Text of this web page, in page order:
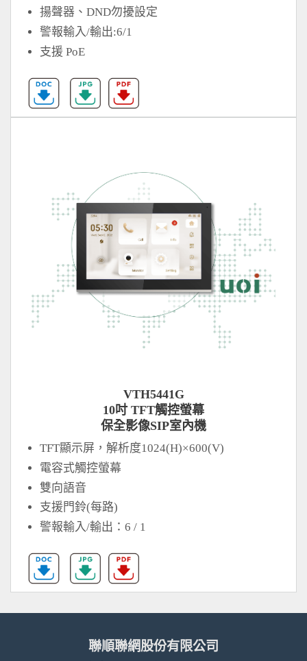
揚聲器、DND勿擾設定
警報輸入/輸出:6/1
支援 PoE
VTH5441G
10吋 TFT觸控螢幕
保全影像SIP室內機
TFT顯示屏，解析度1024(H)×600(V)
電容式觸控螢幕
雙向語音
支援門鈴(每路)
警報輸入/輸出：6 / 1
聯順聯網股份有限公司